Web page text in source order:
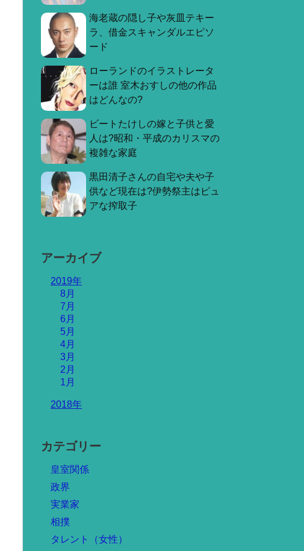
海老蔵の隠し子や灰皿テキー
ラ、借金スキャンダルエピソ
ード
ローランドのイラストレータ
ーは誰 室木おすしの他の作品
はどんなの?
ビートたけしの嫁と子供と愛
人は?昭和・平成のカリスマの
複雑な家庭
黒田清子さんの自宅や夫や子
供など現在は?伊勢祭主はピュ
アな搾取子
アーカイブ
2019年
8月
7月
6月
5月
4月
3月
2月
1月
2018年
カテゴリー
皇室関係
政界
実業家
相撲
タレント（女性）